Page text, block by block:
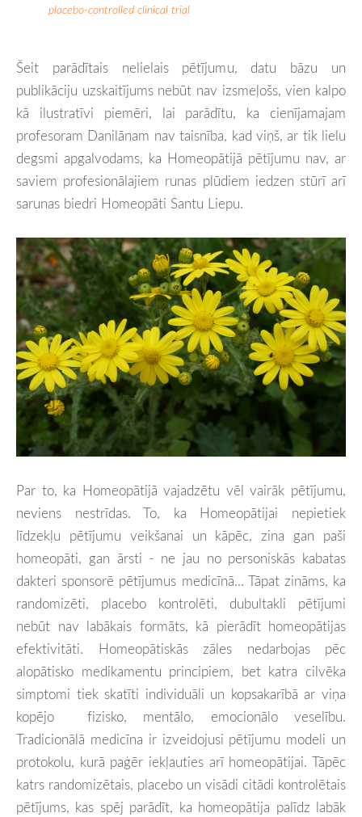
placebo-controlled clinical trial
Šeit parādītais nelielais pētījumu, datu bāzu un
publikāciju uzskaitījums nebūt nav izsmeļošs, vien kalpo
kā ilustratīvi piemēri, lai parādītu, ka cienījamajam
profesoram Danilānam nav taisnība, kad viņš, ar tik lielu
degsmi apgalvodams, ka Homeopātijā pētījumu nav, ar
saviem profesionālajiem runas plūdiem iedzen stūrī arī
sarunas biedri Homeopāti Santu Liepu.
Par to, ka Homeopātijā vajadzētu vēl vairāk pētījumu,
neviens nestrīdas. To, ka Homeopātijai nepietiek
līdzekļu pētījumu veikšanai un kāpēc, zina gan paši
homeopāti, gan ārsti - ne jau no personiskās kabatas
dakteri sponsorē pētījumus medicīnā... Tāpat zināms, ka
randomizēti, placebo kontrolēti, dubultakli pētījumi
nebūt nav labākais formāts, kā pierādīt homeopātijas
efektivitāti. Homeopātiskās zāles nedarbojas pēc
alopātisko medikamentu principiem, bet katra cilvēka
simptomi tiek skatīti individuāli un kopsakarībā ar viņa
kopējo fizisko, mentālo, emocionālo veselību.
Tradicionālā medicīna ir izveidojusi pētījumu modeli un
protokolu, kurā paģēr iekļauties arī homeopātijai. Tāpēc
katrs randomizētais, placebo un visādi citādi kontrolētais
pētījums, kas spēj parādīt, ka homeopātija palīdz labāk